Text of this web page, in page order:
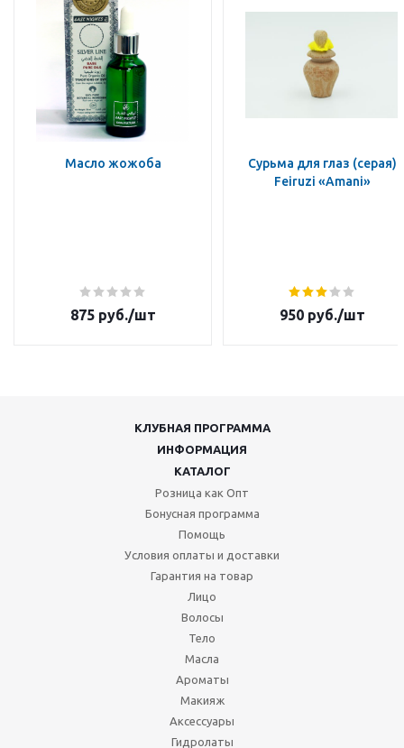
Масло жожоба
875руб./шт
Сурьма для глаз (серая)
Feiruzi «Amani»
950руб./шт
КЛУБНАЯ ПРОГРАММА
ИНФОРМАЦИЯ
КАТАЛОГ
Розница как Опт
Бонусная программа
Помощь
Условия оплаты и доставки
Гарантия на товар
Лицо
Волосы
Тело
Масла
Ароматы
Макияж
Аксессуары
Гидролаты